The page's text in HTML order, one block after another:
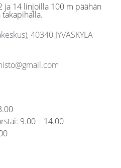
ja 14 linjoilla 100 m päähän
40340 JYVÄSKYLÄ
9.00 – 14.00